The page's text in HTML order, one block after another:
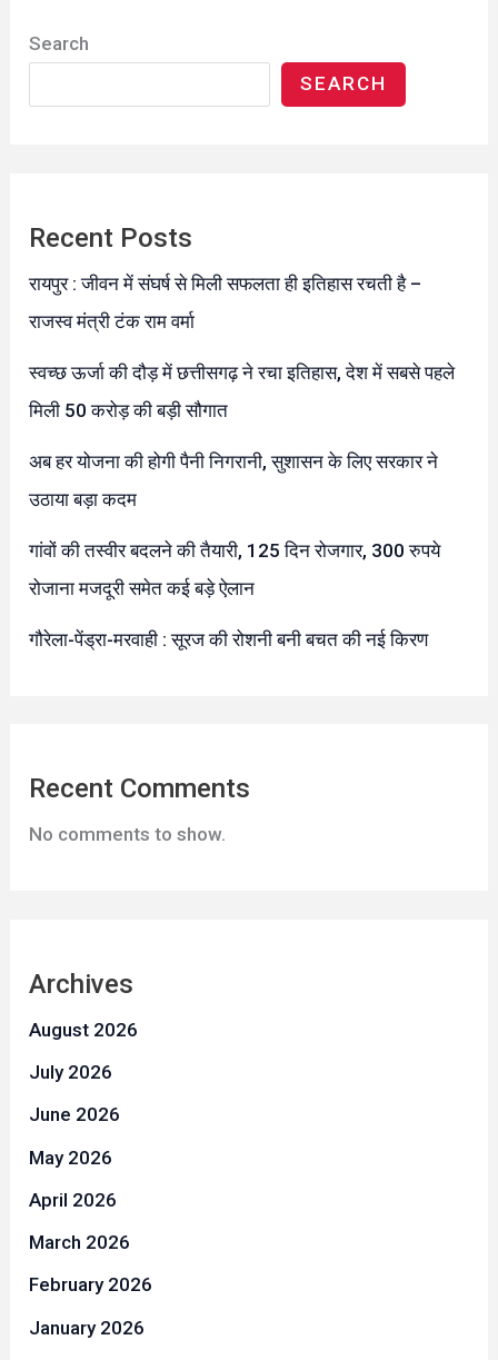
Search
SEARCH
Recent Posts
रायपुर : जीवन में संघर्ष से मिली सफलता ही इतिहास रचती है –
राजस्व मंत्री टंक राम वर्मा
स्वच्छ ऊर्जा की दौड़ में छत्तीसगढ़ ने रचा इतिहास, देश में सबसे पहले
मिली 50 करोड़ की बड़ी सौगात
अब हर योजना की होगी पैनी निगरानी, सुशासन के लिए सरकार ने
उठाया बड़ा कदम
गांवों की तस्वीर बदलने की तैयारी, 125 दिन रोजगार, 300 रुपये
रोजाना मजदूरी समेत कई बड़े ऐलान
गौरेला-पेंड्रा-मरवाही : सूरज की रोशनी बनी बचत की नई किरण
Recent Comments
No comments to show.
Archives
August 2026
July 2026
June 2026
May 2026
April 2026
March 2026
February 2026
January 2026